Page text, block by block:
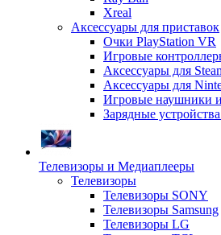
Xreal
Аксессуары для приставок
Очки PlayStation VR
Игровые
Аксессуары для
Аксессуары для
Игровые наушники
Зарядные
Телевизоры и Медиаплееры
Телевизоры
Телевизоры SONY
Телевизоры Samsung
Телевизоры LG